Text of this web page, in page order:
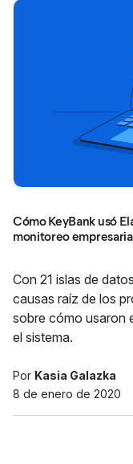
Cómo KeyBank usó
monitoreo
Con 21 islas de
causas raíz de los
sobre cómo usaron
el sistema.
Por Kasia Galazka
8 de enero de 2020